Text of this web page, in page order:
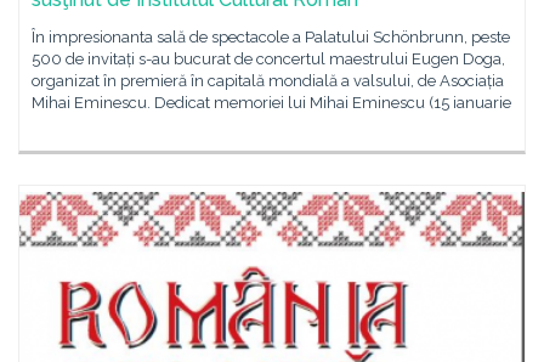
În impresionanta sală de spectacole a Palatului Schönbrunn, peste
500 de invitați s-au bucurat de concertul maestrului Eugen Doga,
organizat în premieră în capitală mondială a valsului, de Asociația
Mihai Eminescu. Dedicat memoriei lui Mihai Eminescu (15 ianuarie